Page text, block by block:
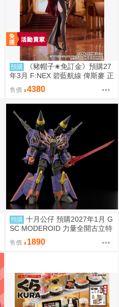
預購
《豬帽子✬免訂金》預購27
年3月 F:NEX 碧藍航線 俾斯麥 正
裝Ver 1/7 0913
售價 4380
預購 十月公仔 預購2027年1月 G
SC MODEROID 力量全開古立特
騎士 再販 組裝模型 0907
售價 1890